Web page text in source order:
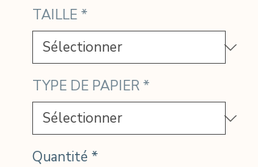
TAILLE *
TYPE DE PAPIER *
Quantité *